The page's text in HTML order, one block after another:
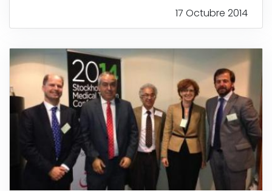
17 Octubre 2014